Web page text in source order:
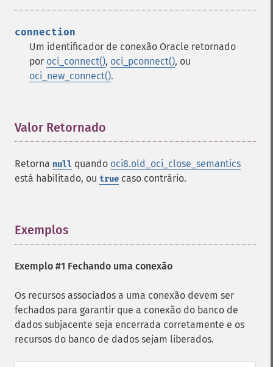
connection
Um identificador de conexão Oracle retornado
por oci_connect(), oci_pconnect(), ou
oci_new_connect().
Valor Retornado
Retorna null quando oci8.old_oci_close_semantics
está habilitado, ou true caso contrário.
Exemplos
Exemplo #1 Fechando uma conexão
Os recursos associados a uma conexão devem ser
fechados para garantir que a conexão do banco de
dados subjacente seja encerrada corretamente e os
recursos do banco de dados sejam liberados.